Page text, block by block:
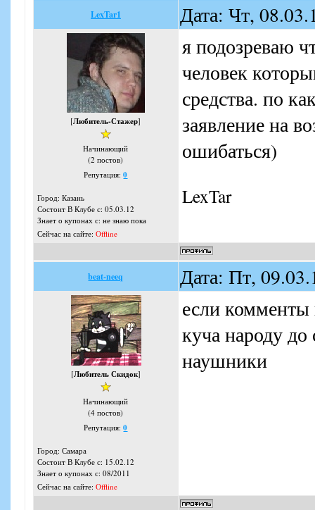
LexTar1 Дата: Чт,
[Любитель-Стажер]
Начинающий
(2 постов)
Репутация:0
Город: Казань
Состоит В Клубе с: 05.03.12
Знает о купонах с: не знаю пока
Сейчас на сайте: Offline
я подозреваю
человек
средства. по
заявление на
ошибаться)
LexTar
beat-neeq Дата: Пт,
[Любитель Скидок]
Начинающий
(4 постов)
Репутация:0
Город: Самара
Состоит В Клубе с: 15.02.12
Знает о купонах с: 08/2011
Сейчас на сайте: Offline
если комменты
куча народу до
наушники